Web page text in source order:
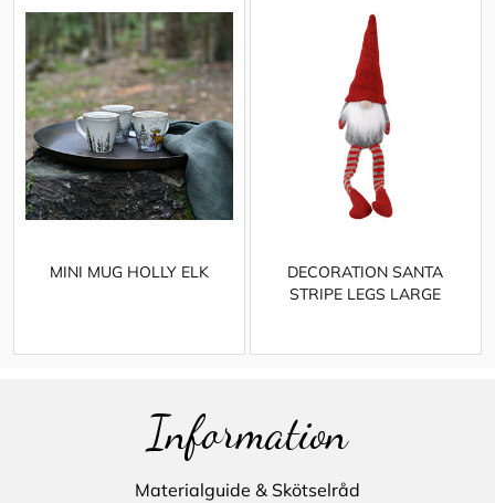
MINI MUG HOLLY ELK
DECORATION SANTA
STRIPE LEGS LARGE
Information
Materialguide & Skötselråd